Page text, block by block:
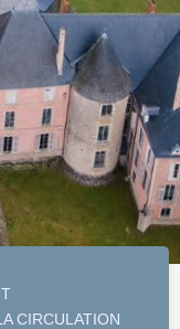
CIRCULATION